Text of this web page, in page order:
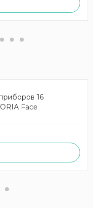
16
Face